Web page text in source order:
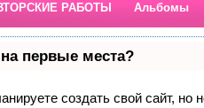
РАБОТЫ Альбомы
первые места?
создать свой сайт, но